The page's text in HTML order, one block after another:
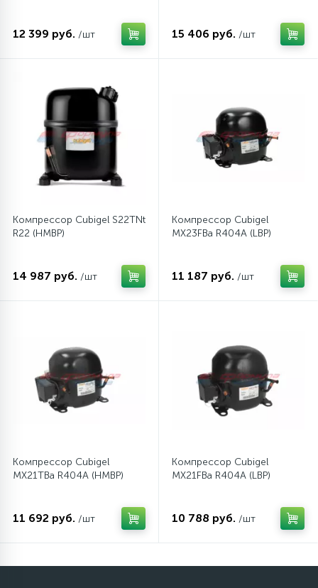
12 399 руб. /шт 15 406 руб. /шт
Компрессор Cubigel S22TNt
R22 (HMBP)
14 987 руб. /шт
Компрессор Cubigel
MX23FBa R404A (LBP)
11 187 руб. /шт
Компрессор Cubigel
MX21TBa R404A (HMBP)
11 692 руб. /шт
Компрессор Cubigel
MX21FBa R404A (LBP)
10 788 руб. /шт